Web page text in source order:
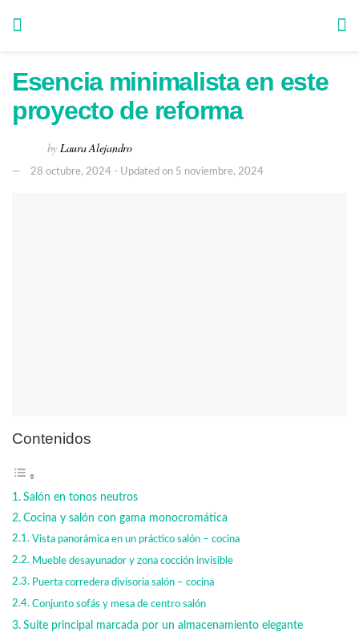
Esencia minimalista en este
proyecto de reforma
by Laura Alejandro
28 octubre, 2024 - Updated on 5 noviembre, 2024
Contenidos
Salón en tonos neutros
Cocina y salón con gama monocromática
Vista panorámica en un práctico salón – cocina
Mueble desayunador y zona cocción invisible
Puerta corredera divisoria salón – cocina
Conjunto sofás y mesa de centro salón
Suite principal marcada por un almacenamiento elegante